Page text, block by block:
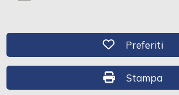
Preferiti:
Preferiti
Stampa:
Stampa
Prezzo